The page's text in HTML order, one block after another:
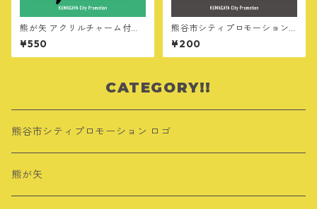
熊が矢 アクリルチャーム付ボ
ールペン
¥550
熊谷市シティプロモーション
ロゴ ステッカー
¥200
CATEGORY!!
熊谷市シティプロモーション ロゴ
熊が矢